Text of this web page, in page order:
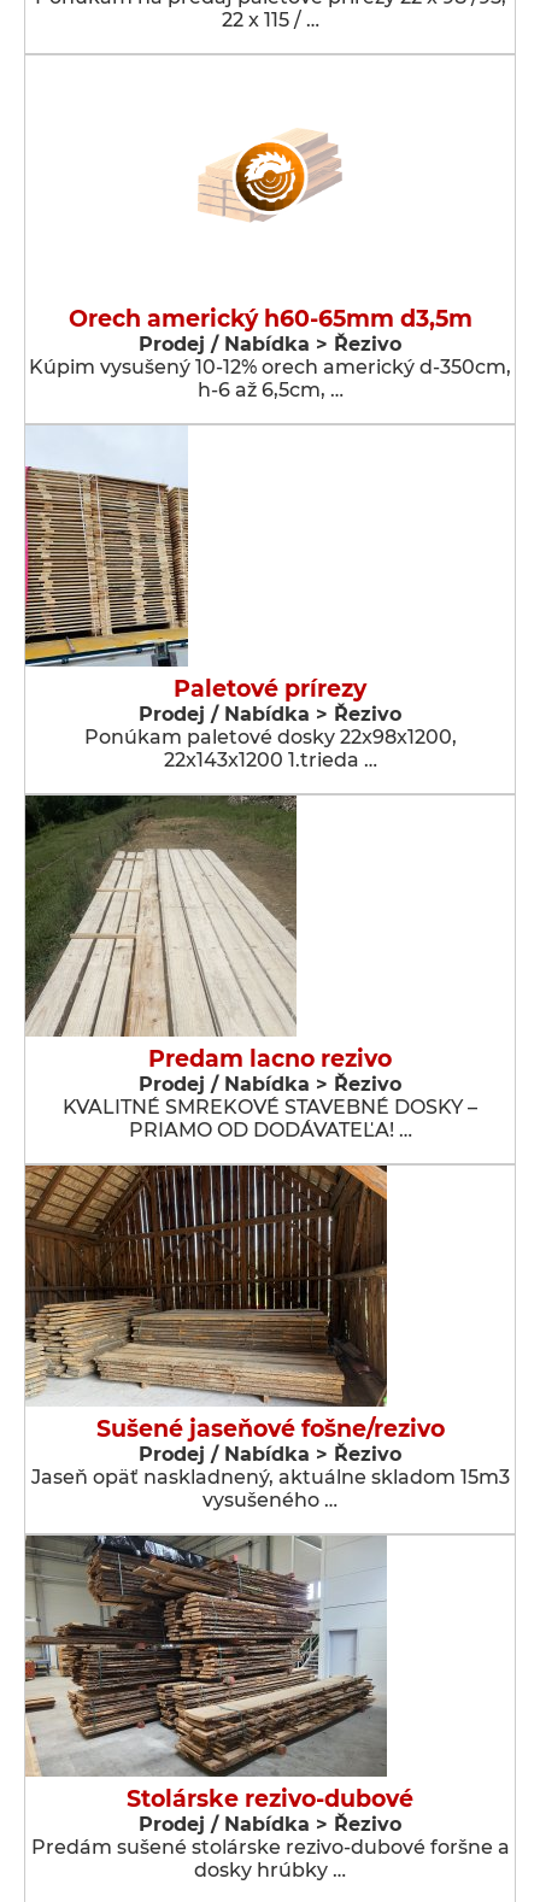
22 x 115 / …
Orech americký h60-65mm d3,5m
Prodej / Nabídka > Řezivo
Kúpim vysušený 10-12% orech americký d-350cm,
h-6 až 6,5cm, …
Paletové prírezy
Prodej / Nabídka > Řezivo
Ponúkam paletové dosky 22x98x1200,
22x143x1200 1.trieda …
Predam lacno rezivo
Prodej / Nabídka > Řezivo
KVALITNÉ SMREKOVÉ STAVEBNÉ DOSKY –
PRIAMO OD DODÁVATEĽA! …
Sušené jaseňové fošne/rezivo
Prodej / Nabídka > Řezivo
Jaseň opäť naskladnený, aktuálne skladom 15m3
vysušeného …
Stolárske rezivo-dubové
Prodej / Nabídka > Řezivo
Predám sušené stolárske rezivo-dubové foršne a
dosky hrúbky …